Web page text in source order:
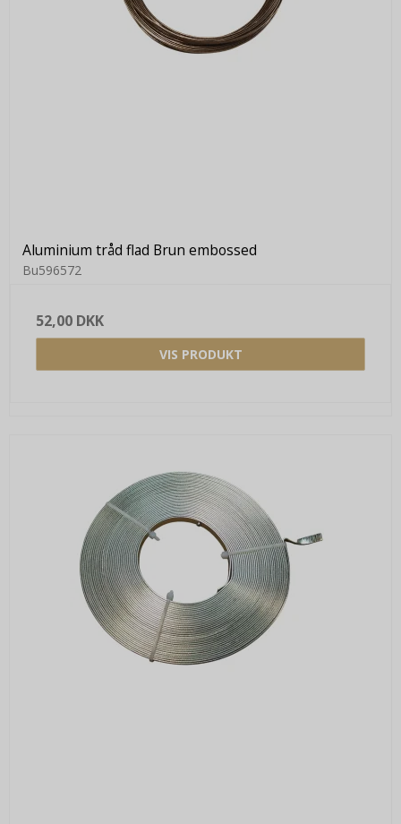
Aluminium tråd flad Brun embossed
Bu596572
52,00 DKK
VIS PRODUKT